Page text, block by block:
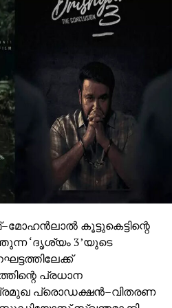
കൂട്ടുകെട്ടിന്റെ
‘ദൃശ്യം 3’യുടെ
പ്രധാന
പ്രൊഡക്ഷൻ–വിതരണ